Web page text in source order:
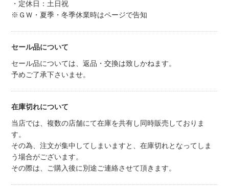
・定休日：土日祝
※ＧＷ・夏季・冬季休業時はページで告知
セール品について
セール品については、返品・交換は致しかねます。
予めご了承下さいませ。
在庫切れについて
当店では、複数の店舗にて在庫を共有し同時販売しておりま
す。
その為、注文が集中してしまいますと、在庫切れとなってしま
う場合がございます。
その際は、ご購入後に別途ご連絡させて頂きます。